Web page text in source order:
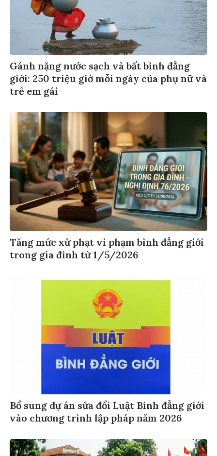
Gánh nặng nước sạch và bất bình đẳng
giới: 250 triệu giờ mỗi ngày của phụ nữ và
trẻ em gái
Tăng mức xử phạt vi phạm bình đẳng giới
trong gia đình từ 1/5/2026
Bổ sung dự án sửa đổi Luật Bình đẳng giới
vào chương trình lập pháp năm 2026